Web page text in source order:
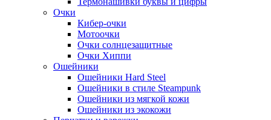
Очки
Кибер-очки
Мотоочки
Очки солнцезащитные
Очки Хиппи
Ошейники
Ошейники Hard Steel
Ошейники в стиле Steampunk
Ошейники из мягкой кожи
Ошейники из экокожи